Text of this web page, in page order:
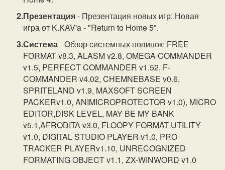
Презентация- Презентация новых игр: Новая
игра от K.KAV'a - "Return to Home 5".
Система- Oбзор системных новинок: FREE
FORMAT v8.3, ALASM v2.8, OMEGA COMMANDER
v1.5, PERFECT COMMANDER v1.52, F-
COMMANDER v4.02, CHEMNEBASE v0.6,
SPRITELAND v1.9, MAXSOFT SCREEN
PACKERv1.0, ANIMICROPROTECTOR v1.0), MICRO
EDITOR,DISK LEVEL, MAY BE MY BANK
v5.1,AFRODITA v3.0, FLOOPY FORMAT UTILITY
v1.0, DIGITAL STUDIO PLAYER v1.0, PRO
TRACKER PLAYERv1.10, UNRECOGNIZED
FORMATING OBJECT v1.1, ZX-WINWORD v1.0